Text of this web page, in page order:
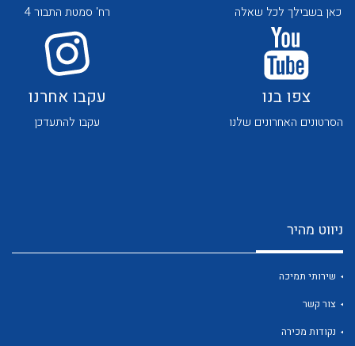
לכל מוצרי היצרן לכל מוצרי היצרן כאן בשבילך לכל שאלה רח' סמטת התבור 4
צפו בנו
הסרטונים האחרונים שלנו
עקבו אחרנו
עקבו להתעדכן
ניווט מהיר
שירותי תמיכה
צור קשר
נקודות מכירה